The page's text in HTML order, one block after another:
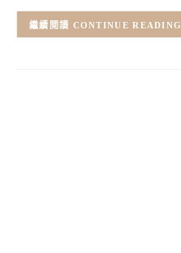
CONTINUE READING